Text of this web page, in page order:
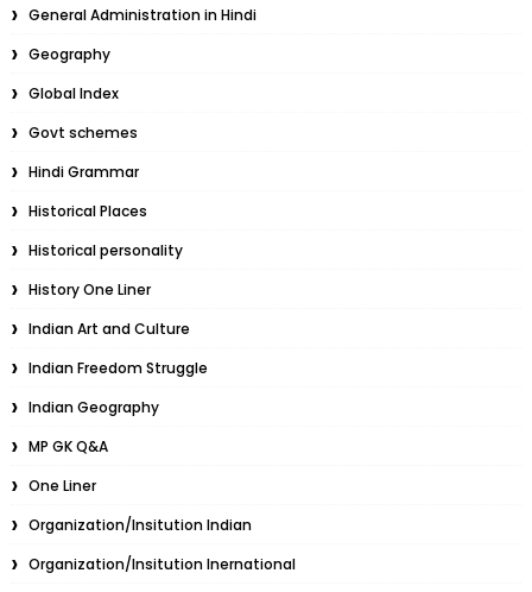
General Administration in Hindi
Geography
Global Index
Govt schemes
Hindi Grammar
Historical Places
Historical personality
History One Liner
Indian Art and Culture
Indian Freedom Struggle
Indian Geography
MP GK Q&A
One Liner
Organization/Insitution Indian
Organization/Insitution Inernational